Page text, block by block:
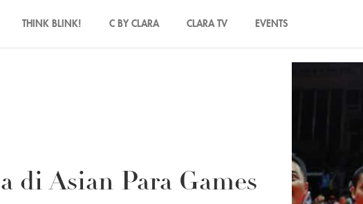
THINK BLINK! C BY CLARA CLARA TV EVENTS
di Asian Para Games